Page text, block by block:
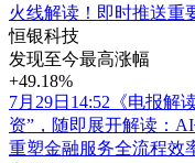
火线解读！即时推送重
恒银科技
发现至今最高涨幅
+49.18%
7月29日14:52《电报解
资”，随即展开解读：
重塑金融服务全流程效